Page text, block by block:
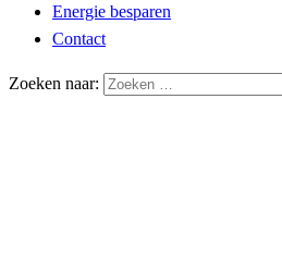
Energie besparen
Contact
Zoeken naar: